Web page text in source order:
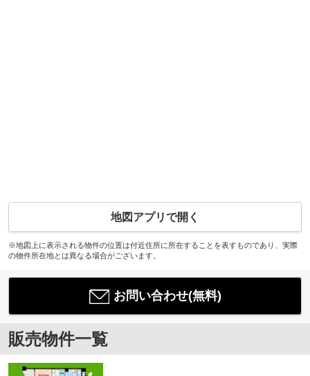
地図アプリで開く
※地図上に表示される物件の位置は付近住所に所在することを表すものであり、実際
の物件所在地とは異なる場合がございます。
お問い合わせ(無料)
販売物件一覧